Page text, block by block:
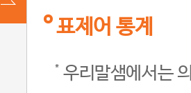
표제어 통계
우리말샘에서는